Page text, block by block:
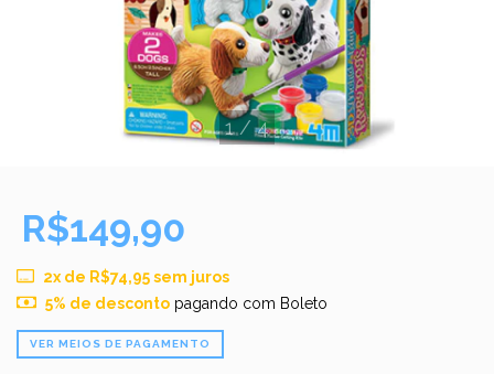
1/4
R$149,90
2x de R$74,95sem juros
5% de descontopagando com Boleto
VER MEIOS DE PAGAMENTO